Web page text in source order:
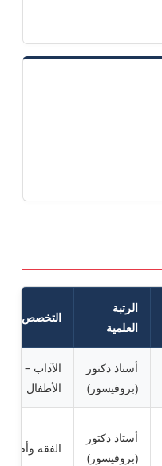
الرتبة
العلمية
التخصص
أستاذ دكتور
(بروفيسور)
الآداب –
الأطفال
أستاذ دكتور
(بروفيسور)
الفقه وأصوله